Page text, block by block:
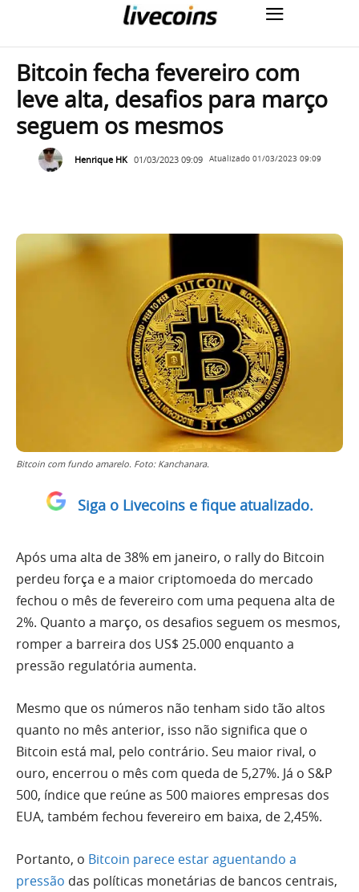
Bitcoin fecha fevereiro com
leve alta, desafios para março
seguem os mesmos
Henrique HK 01/03/2023 09:09 Atualizado 01/03/2023 09:09
Bitcoin com fundo amarelo. Foto: Kanchanara.
Siga o Livecoins e fique atualizado.
Após uma alta de 38% em janeiro, o rally do Bitcoin
perdeu força e a maior criptomoeda do mercado
fechou o mês de fevereiro com uma pequena alta de
2%. Quanto a março, os desafios seguem os mesmos,
romper a barreira dos US$ 25.000 enquanto a
pressão regulatória aumenta.
Mesmo que os números não tenham sido tão altos
quanto no mês anterior, isso não significa que o
Bitcoin está mal, pelo contrário. Seu maior rival, o
ouro, encerrou o mês com queda de 5,27%. Já o S&P
500, índice que reúne as 500 maiores empresas dos
EUA, também fechou fevereiro em baixa, de 2,45%.
Portanto, o Bitcoin parece estar aguentando a
pressão das políticas monetárias de bancos centrais,